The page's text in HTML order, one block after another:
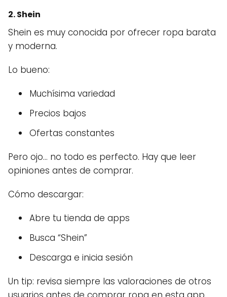
2. Shein
Shein es muy conocida por ofrecer ropa barata
y moderna.
Lo bueno:
Muchísima variedad
Precios bajos
Ofertas constantes
Pero ojo… no todo es perfecto. Hay que leer
opiniones antes de comprar.
Cómo descargar:
Abre tu tienda de apps
Busca “Shein”
Descarga e inicia sesión
Un tip: revisa siempre las valoraciones de otros